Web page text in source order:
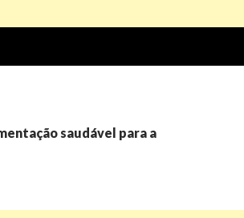
saudável para a